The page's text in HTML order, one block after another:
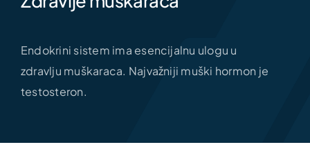
Blog
Endokrini sistem ima esencijalnu ulogu u
zdravlju muškaraca. Najvažniji muški hormon je
testosteron.